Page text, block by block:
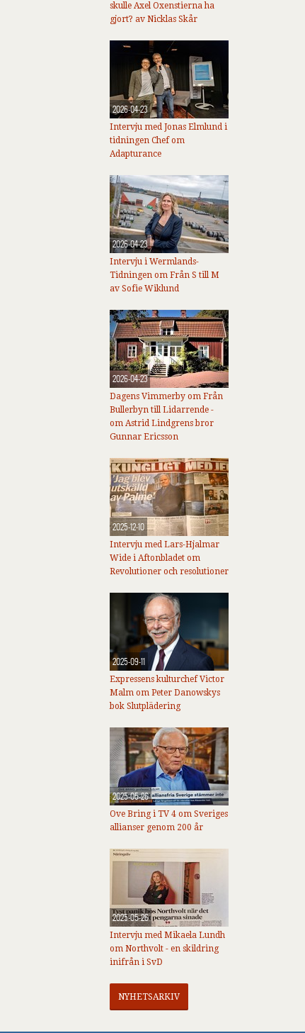
skulle Axel Oxenstierna ha
gjort? av Nicklas Skår
2026-04-23
Intervju med Jonas Elmlund i
tidningen Chef om
Adapturance
2026-04-23
Intervju i Wermlands-
Tidningen om Från S till M
av Sofie Wiklund
2026-04-23
Dagens Vimmerby om Från
Bullerbyn till Lidarrende -
om Astrid Lindgrens bror
Gunnar Ericsson
2025-12-10
Intervju med Lars-Hjalmar
Wide i Aftonbladet om
Revolutioner och resolutioner
2025-09-11
Expressens kulturchef Victor
Malm om Peter Danowskys
bok Slutplädering
2025-05-26
Ove Bring i TV 4 om Sveriges
allianser genom 200 år
2025-05-26
Intervju med Mikaela Lundh
om Northvolt - en skildring
inifrån i SvD
NYHETSARKIV